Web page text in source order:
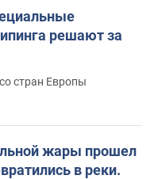
решают за
стран Европы
жары прошел
в реки.